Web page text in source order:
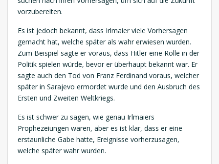
vorzubereiten.
Es ist jedoch bekannt, dass Irlmaier viele Vorhersagen
gemacht hat, welche später als wahr erwiesen wurden.
Zum Beispiel sagte er voraus, dass Hitler eine Rolle in der
Politik spielen würde, bevor er überhaupt bekannt war. Er
sagte auch den Tod von Franz Ferdinand voraus, welcher
später in Sarajevo ermordet wurde und den Ausbruch des
Ersten und Zweiten Weltkriegs.
Es ist schwer zu sagen, wie genau Irlmaiers
Prophezeiungen waren, aber es ist klar, dass er eine
erstaunliche Gabe hatte, Ereignisse vorherzusagen,
welche später wahr wurden.